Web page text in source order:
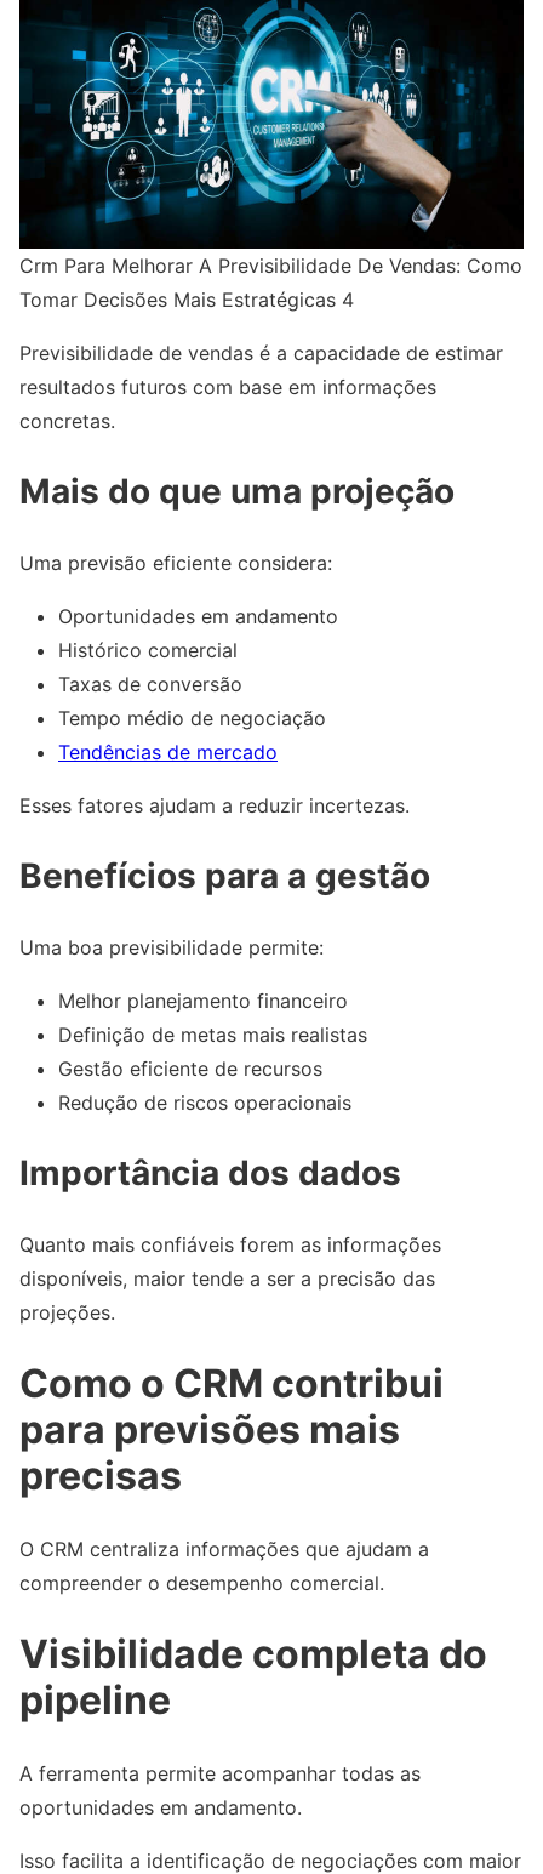
Crm Para Melhorar A Previsibilidade De Vendas: Como
Tomar Decisões Mais Estratégicas 4
Previsibilidade de vendas é a capacidade de estimar
resultados futuros com base em informações
concretas.
Mais do que uma projeção
Uma previsão eficiente considera:
Oportunidades em andamento
Histórico comercial
Taxas de conversão
Tempo médio de negociação
Tendências de mercado
Esses fatores ajudam a reduzir incertezas.
Benefícios para a gestão
Uma boa previsibilidade permite:
Melhor planejamento financeiro
Definição de metas mais realistas
Gestão eficiente de recursos
Redução de riscos operacionais
Importância dos dados
Quanto mais confiáveis forem as informações
disponíveis, maior tende a ser a precisão das
projeções.
Como o CRM contribui
para previsões mais
precisas
O CRM centraliza informações que ajudam a
compreender o desempenho comercial.
Visibilidade completa do
pipeline
A ferramenta permite acompanhar todas as
oportunidades em andamento.
Isso facilita a identificação de negociações com maior